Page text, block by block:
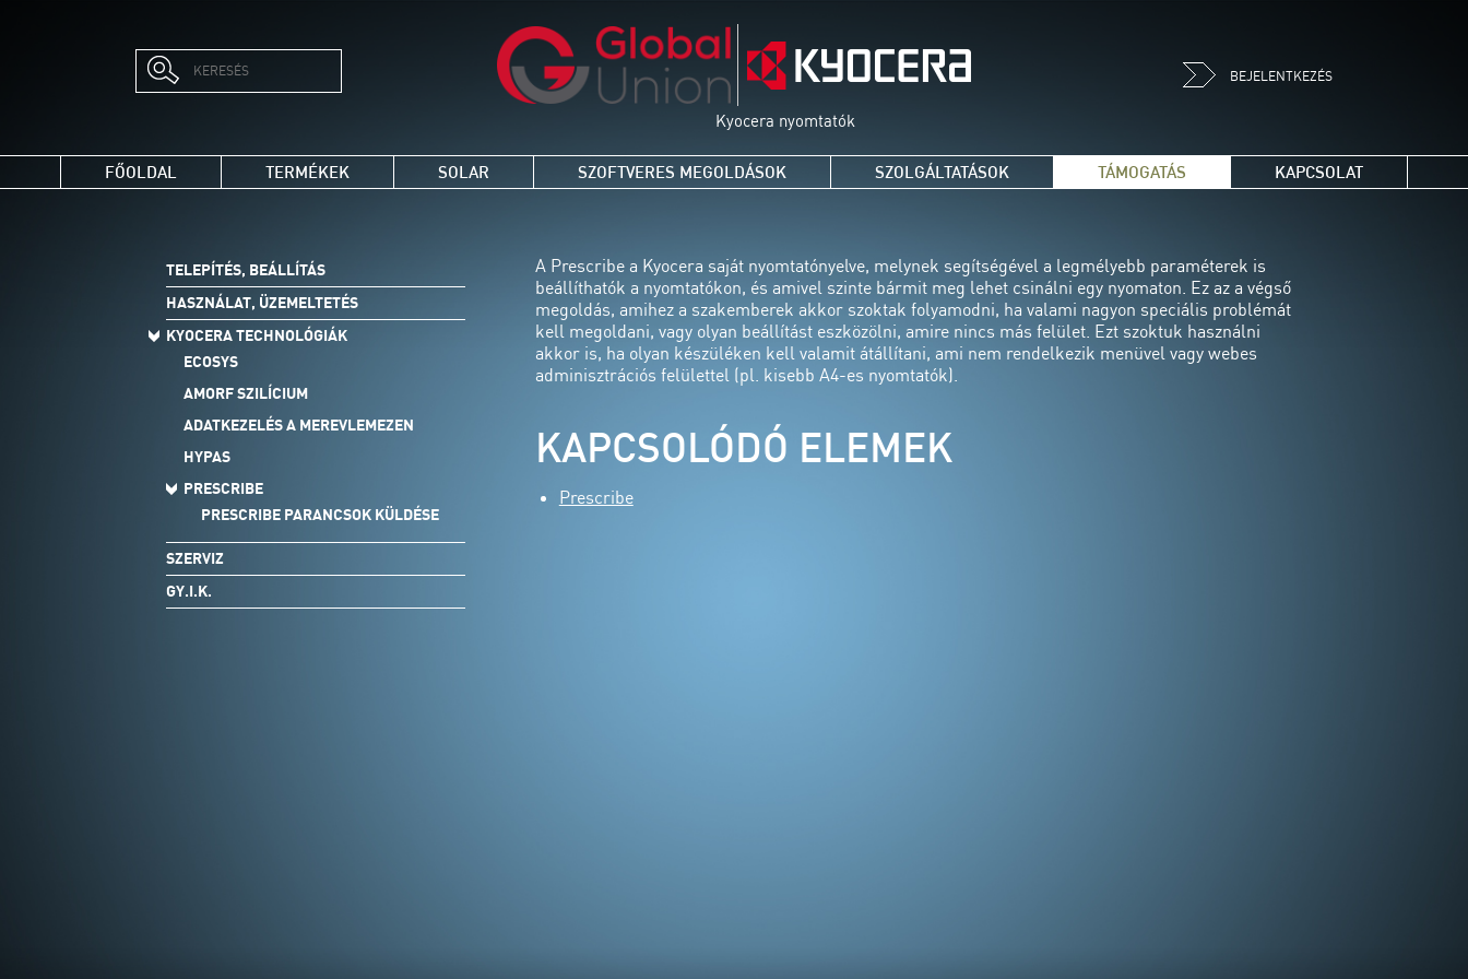
Kyocera nyomtatók
BEJELENTKEZÉS
FŐOLDAL TERMÉKEK SOLAR SZOFTVERES MEGOLDÁSOK SZOLGÁLTATÁSOK TÁMOGATÁS KAPCSOLAT
TELEPÍTÉS, BEÁLLÍTÁS
HASZNÁLAT, ÜZEMELTETÉS
KYOCERA TECHNOLÓGIÁK
ECOSYS
AMORF SZILÍCIUM
ADATKEZELÉS A MEREVLEMEZEN
HYPAS
PRESCRIBE
PRESCRIBE PARANCSOK KÜLDÉSE
SZERVIZ
GY.I.K.
A Prescribe a Kyocera saját nyomtatónyelve, melynek segítségével a legmélyebb paraméterek is
beállíthatók a nyomtatókon, és amivel szinte bármit meg lehet csinálni egy nyomaton. Ez az a végső
megoldás, amihez a szakemberek akkor szoktak folyamodni, ha valami nagyon speciális problémát
kell megoldani, vagy olyan beállítást eszközölni, amire nincs más felület. Ezt szoktuk használni
akkor is, ha olyan készüléken kell valamit átállítani, ami nem rendelkezik menüvel vagy webes
adminisztrációs felülettel (pl. kisebb A4-es nyomtatók).
KAPCSOLÓDÓ ELEMEK
Prescribe